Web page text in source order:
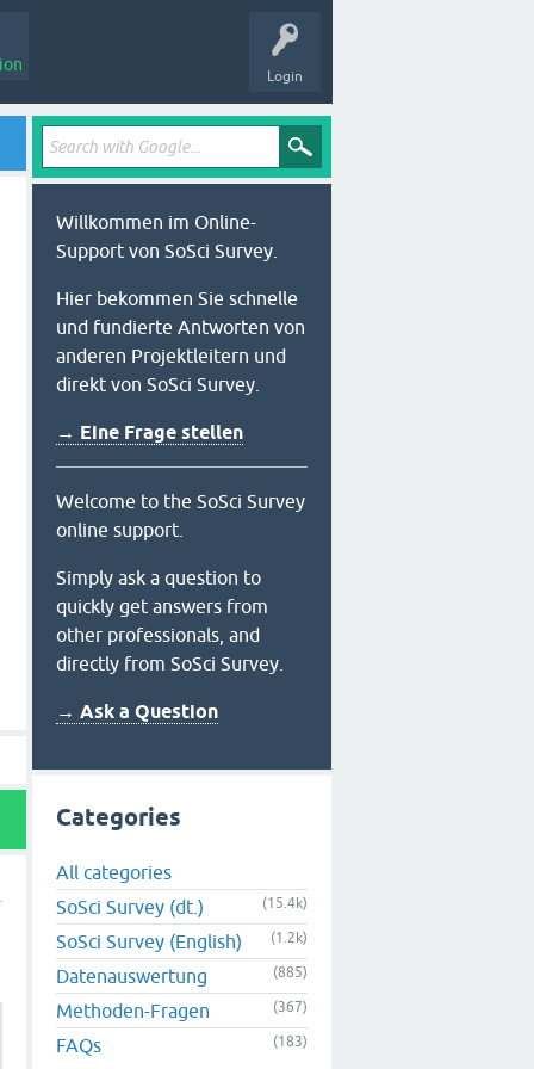
Login
Willkommen im Online-
Support von SoSci Survey.
Hier bekommen Sie schnelle
und fundierte Antworten von
anderen Projektleitern und
direkt von SoSci Survey.
→ Eine Frage stellen
Welcome to the SoSci Survey
online support.
Simply ask a question to
quickly get answers from
other professionals, and
directly from SoSci Survey.
→ Ask a Question
Categories
All categories
SoSci Survey (dt.)
(15.4k)
SoSci Survey (English) (1.2k)
Datenauswertung (885)
Methoden-Fragen (367)
FAQs (183)